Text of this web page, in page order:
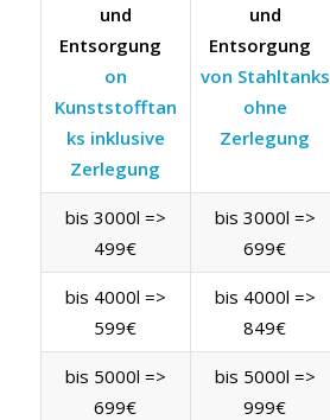
und
Entsorgung
on
Kunststofftan
ks inklusive
Zerlegung
und
Entsorgung
von Stahltanks
ohne
Zerlegung
bis 3000l =>
499€
bis 3000l =>
699€
bis 4000l =>
599€
bis 4000l =>
849€
bis 5000l =>
699€
bis 5000l =>
999€